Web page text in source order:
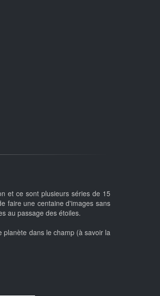
et ce sont plusieurs séries de 15
faire une centaine d'images sans
au passage des étoiles.
dans le champ (à savoir la